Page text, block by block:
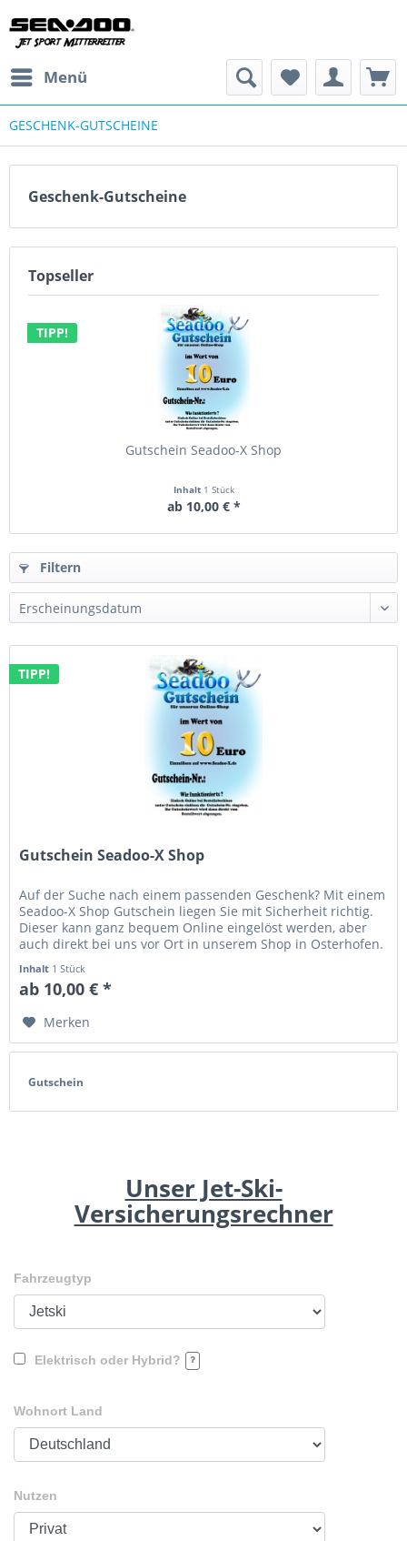
Menü
GESCHENK-GUTSCHEINE
Geschenk-Gutscheine
Topseller
TIPP!
Gutschein Seadoo-X Shop
Inhalt 1 Stück
ab 10,00 € *
Filtern
TIPP!
Gutschein Seadoo-X Shop
Auf der Suche nach einem passenden Geschenk? Mit einem
Seadoo-X Shop Gutschein liegen Sie mit Sicherheit richtig.
Dieser kann ganz bequem Online eingelöst werden, aber
auch direkt bei uns vor Ort in unserem Shop in Osterhofen.
Inhalt 1 Stück
ab 10,00 € *
Merken
Gutschein
Unser Jet-Ski-
Versicherungsrechner
Fahrzeugtyp
Elektrisch oder Hybrid?
Wohnort Land
Nutzen